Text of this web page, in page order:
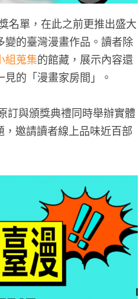
名單，在此之前更推出盛大
的臺灣漫畫作品。讀者除
組蒐集的館藏，展示內容還
的「漫畫家房間」。
訂與頒獎典禮同時舉辦實體
邀請讀者線上品味近百部